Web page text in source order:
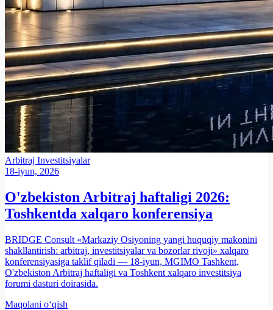
Arbitraj Investitsiyalar
18-iyun, 2026
O'zbekiston Arbitraj haftaligi 2026:
Toshkentda xalqaro konferensiya
BRIDGE Consult «Markaziy Osiyoning yangi huquqiy makonini
shakllantirish: arbitraj, investitsiyalar va bozorlar rivoji» xalqaro
konferensiyasiga taklif qiladi — 18-iyun, MGIMO Tashkent,
O'zbekiston Arbitraj haftaligi va Toshkent xalqaro investitsiya
forumi dasturi doirasida.
Maqolani o‘qish